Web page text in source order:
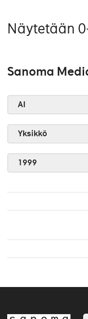
Näytetään
Sanoma
AI
Yksikkö
1999